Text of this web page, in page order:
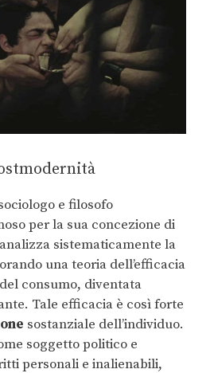
e filosofo
per la sua concezione di
analizza sistematicamente la
una teoria dell’efficacia
consumo, diventata
Tale efficacia è così forte
sostanziale dell’individuo.
soggetto politico e
personali e inalienabili,